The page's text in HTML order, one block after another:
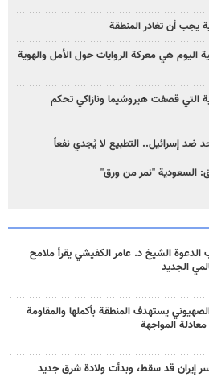
يجب أن تغادر المنطقة
اليوم هي معركة الروايات حول الأمل والهوية
التي قصفت هيروشيما ونازاكي تحكم
ضد إسرائيل.. التطبيع لا يُجدي نفعاً
السعودية "نمر من ورق"
الدعوة الشيخ د. عامر الكفيشي يقرأ ملامح
الجديد
يستهدف المنطقة بأكملها والمقاومة
المواجهة
إيران قد سقط، وبدأت ولادة شرق جديد